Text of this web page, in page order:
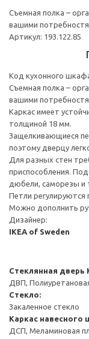
Съемная полка –
вашими
Артикул: 193.122.85
Код кухонного
Съемная полка –
вашими
Каркас имеет
толщиной 18 мм.
Защелкивающиеся
поэтому дверцу
Для разных стен
приспособления.
дюбели, саморезы и
Петли регулируются
Можно дополнить
Дизайнер:
IKEA of Sweden
Стеклянная дверь
ДВП,
Стекло:
Закаленное стекло
Каркас навесного
ДСП, Меламиновая